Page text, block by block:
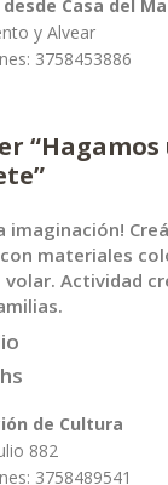
desde Casa del
y Alvear
3758453886
“Hagamos
imaginación!
materiales
volar. Actividad
de Cultura
882
3758489541